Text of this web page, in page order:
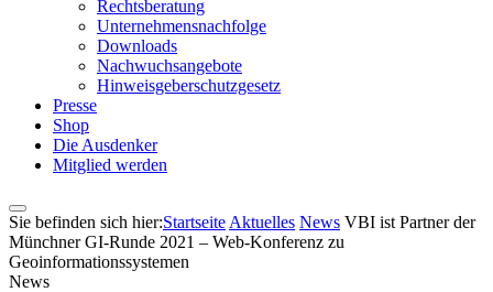
Rechtsberatung
Unternehmensnachfolge
Downloads
Nachwuchsangebote
Hinweisgeberschutzgesetz
Presse
Shop
Die Ausdenker
Mitglied werden
Sie befinden sich hier:Startseite Aktuelles News VBI ist Partner der
Münchner GI-Runde 2021 – Web-Konferenz zu
Geoinformationssystemen
News